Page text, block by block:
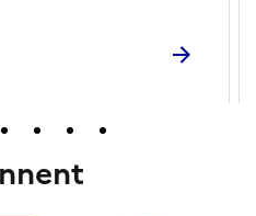
des cristalleries
au cœur de
de s’installer